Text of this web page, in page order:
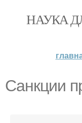
НАУКА
Санкции